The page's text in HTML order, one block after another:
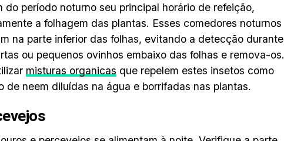
do período noturno seu principal horário de refeição,
a folhagem das plantas. Esses comedores noturnos
na parte inferior das folhas, evitando a detecção durante
ou pequenos ovinhos embaixo das folhas e remova-os.
misturas organicas que repelem estes insetos como
de neem diluídas na água e borrifadas nas plantas.